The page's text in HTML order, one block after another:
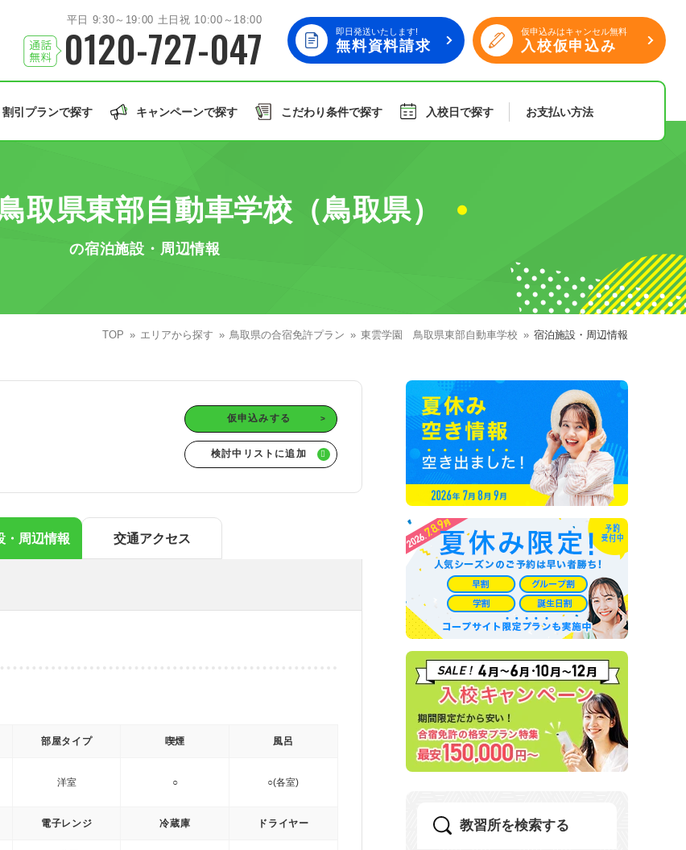
平日 9:30～19:00 土日祝 10:00～18:00
0120-727-047 即日発送いたします!
無料資料請求
仮申込みはキャンセル無料
入校仮申込み
同時教習
大型車/
道
関東エリア
東海/関西エリア
静岡 兵庫 和歌山
鳥取 島根 岡山 広島
高知
割引プランで探す キャンペーンで探す こだわり条件で探す 入校日で探す お支払い方法
県東部自動車学校（鳥取県）
の宿泊施設・周辺情報
TOP エリアから探す 鳥取県の合宿免許プラン 東雲学園 鳥取県東部自動車学校 宿泊施設・周辺情報
仮申込みする
・周辺情報 交通アクセス
部屋タイプ
洋室
喫煙
○
風呂
○(各室)
電子レンジ 冷蔵庫 ドライヤー 教習所を検索する